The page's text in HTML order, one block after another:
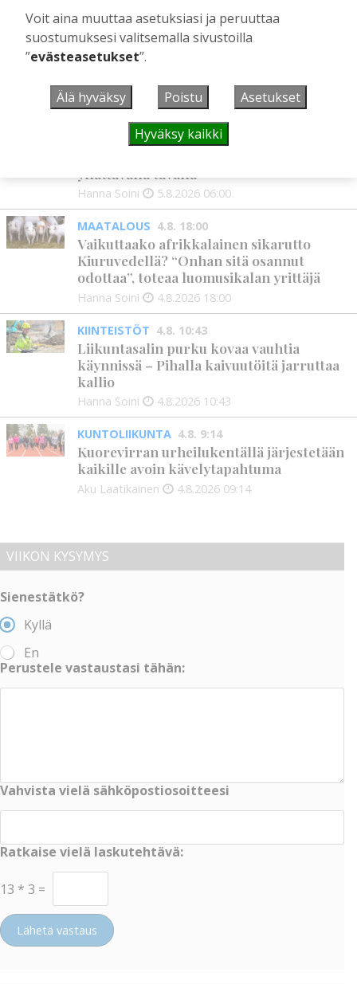
IHMISET 5.8. 9:00
Mikko Remes täyttää 50 vuotta – vaikka
villitystäkin on havaittavissa, sanoo
hölläämään vauhtia
Aku Laatikainen 5.8.2026 09:00
PÄÄKIRJOITUS 5.8. 6:00
Hanna Soini 5.8.2026 06:00
MAATALOUS 4.8. 18:00
Vaikuttaako afrikkalainen sikarutto
Kiuruvedellä? “Onhan sitä osannut
odottaa”, toteaa luomusikalan yrittäjä
Hanna Soini 4.8.2026 18:00
KIINTEISTÖT 4.8. 10:43
Liikuntasalin purku kovaa vauhtia
käynnissä – Pihalla kaivuutöitä jarruttaa
kallio
Hanna Soini 4.8.2026 10:43
KUNTOLIIKUNTA 4.8. 9:14
Kuorevirran urheilukentällä järjestetään
kaikille avoin kävelytapahtuma
Aku Laatikainen 4.8.2026 09:14
VIIKON KYSYMYS
Sienestätkö?
Kyllä
En
Perustele vastaustasi tähän:
Vahvista vielä sähköpostiosoitteesi
Ratkaise vielä laskutehtävä:
13 * 3 =
Lähetä vastaus
Voit aina muuttaa asetuksiasi ja peruuttaa
suostumuksesi valitsemalla sivustoilla
”evästeasetukset”.
Älä hyväksy Poistu Asetukset
Hyväksy kaikki